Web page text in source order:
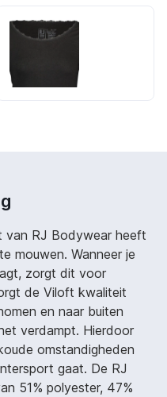
van RJ Bodywear heeft
mouwen. Wanneer je
zorgt dit voor
de Viloft kwaliteit
en naar buiten
verdampt. Hierdoor
omstandigheden
gaat. De RJ
51% polyester, 47%